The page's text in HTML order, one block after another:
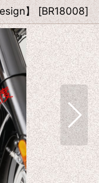
】 [BR18008]